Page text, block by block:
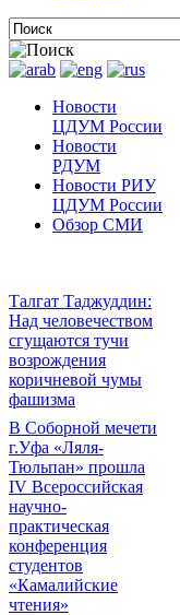
Новости
ЦДУМ России
Новости
РДУМ
Новости РИУ
ЦДУМ России
Обзор СМИ
Талгат Таджуддин:
Над человечеством
сгущаются тучи
возрождения
коричневой чумы
фашизма
В Соборной мечети
г.Уфа «Ляля-
Тюльпан» прошла
IV Всероссийская
научно-
практическая
конференция
студентов
«Камалийские
чтения»